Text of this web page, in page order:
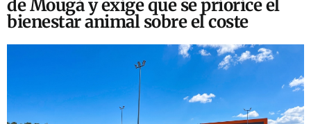
de Mougá y exige que se priorice el
bienestar animal sobre el coste